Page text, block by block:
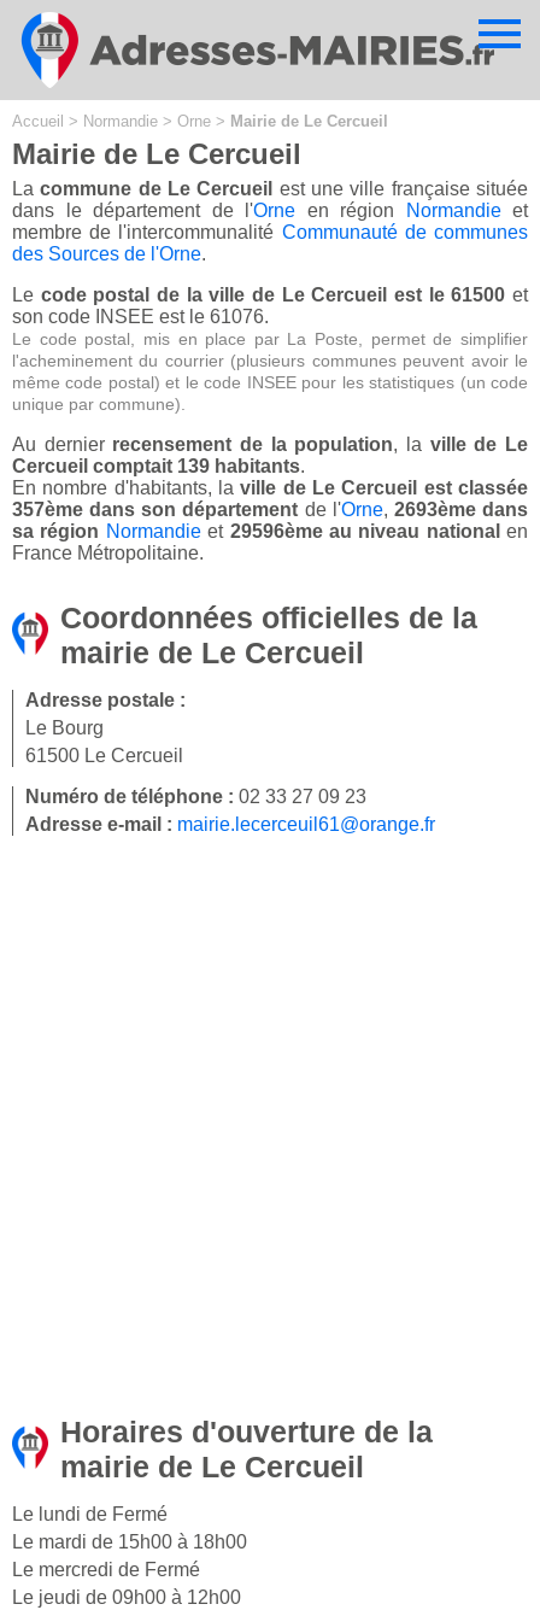
Accueil > Normandie > Orne > Mairie de Le Cercueil
Mairie de Le Cercueil
Lacommune de Le Cercueil est une ville française située
dans le département de l'Orne en région Normandieet
membre de l'intercommunalité Communauté de communes
des Sources de l'Orne.
Le code postal de la ville de Le Cercueil est le 61500 et
son code INSEE est le 61076.
Le code postal, mis en place par La Poste, permet de simplifier
l'acheminement du courrier (plusieurs communes peuvent avoir le
même code postal) et le code INSEE pour les statistiques (un code
unique par commune).
Au dernier recensement de la population, la ville de Le
Cercueil comptait 139 habitants.
En nombre d'habitants, laville de Le Cercueil est classée
357ème dans son département de l'Orne, 2693ème dans
sa région Normandieet 29596ème au niveau national en
France Métropolitaine.
Coordonnées officielles de la
mairie de Le Cercueil
Adresse postale :
Le Bourg
61500 Le Cercueil
Numéro de téléphone : 02 33 27 09 23
Adresse e-mail : mairie.lecerceuil61@orange.fr
Horaires d'ouverture de la
mairie de Le Cercueil
Le lundi de Fermé
Le mardi de 15h00 à 18h00
Le mercredi de Fermé
Le jeudi de 09h00 à 12h00
Cookies management panel